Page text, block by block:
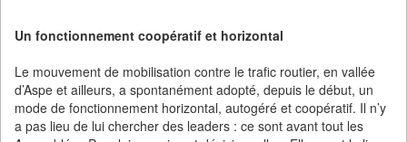
Un fonctionnement coopératif et horizontal
Le mouvement de mobilisation contre le trafic routier, en vallée
d’Aspe et ailleurs, a spontanément adopté, depuis le début, un
mode de fonctionnement horizontal, autogéré et coopératif. Il n’y
a pas lieu de lui chercher des leaders : ce sont avant tout les